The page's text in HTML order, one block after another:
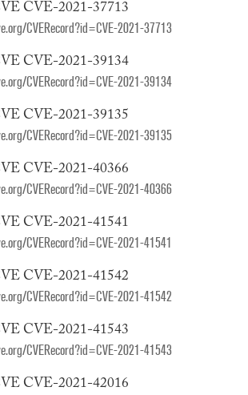
CVE-2021-37713
CVERecord?id=CVE-2021-37713
CVE-2021-39134
CVERecord?id=CVE-2021-39134
CVE-2021-39135
CVERecord?id=CVE-2021-39135
CVE-2021-40366
CVERecord?id=CVE-2021-40366
CVE-2021-41541
CVERecord?id=CVE-2021-41541
CVE-2021-41542
CVERecord?id=CVE-2021-41542
CVE-2021-41543
CVERecord?id=CVE-2021-41543
CVE-2021-42016